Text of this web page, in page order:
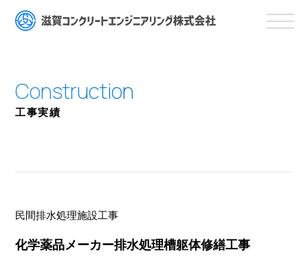
工事実績
民間排水処理施設工事
化学薬品メーカー排水処理槽躯体修繕工事